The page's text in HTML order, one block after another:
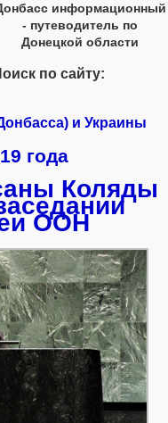
информационный
- путеводитель по
Донецкой области
по сайту:
и Украины
года
Коляды
ООН